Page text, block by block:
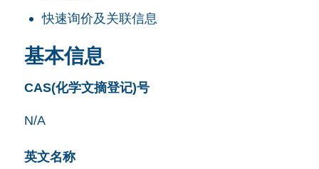
快速询价及关联信息
基本信息
CAS(化学文摘登记)号
N/A
英文名称